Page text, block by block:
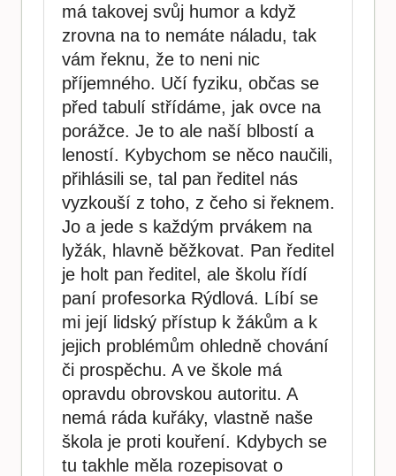
má takovej svůj humor a když
zrovna na to nemáte náladu, tak
vám řeknu, že to neni nic
příjemného. Učí fyziku, občas se
před tabulí střídáme, jak ovce na
porážce. Je to ale naší blbostí a
leností. Kybychom se něco naučili,
přihlásili se, tal pan ředitel nás
vyzkouší z toho, z čeho si řeknem.
Jo a jede s každým prvákem na
lyžák, hlavně běžkovat. Pan ředitel
je holt pan ředitel, ale školu řídí
paní profesorka Rýdlová. Líbí se
mi její lidský přístup k žákům a k
jejich problémům ohledně chování
či prospěchu. A ve škole má
opravdu obrovskou autoritu. A
nemá ráda kuřáky, vlastně naše
škola je proti kouření. Kdybych se
tu takhle měla rozepisovat o